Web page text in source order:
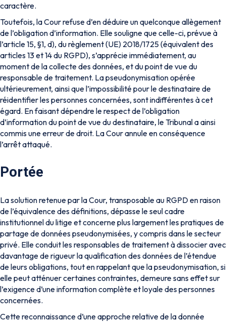
caractère.
Toutefois, la Cour refuse d’en déduire un quelconque allègement
de l’obligation d’information. Elle souligne que celle-ci, prévue à
l’article 15, §1, d), du règlement (UE) 2018/1725 (équivalent des
articles 13 et 14 du RGPD), s’apprécie immédiatement, au
moment de la collecte des données, et du point de vue du
responsable de traitement. La pseudonymisation opérée
ultérieurement, ainsi que l’impossibilité pour le destinataire de
réidentifier les personnes concernées, sont indifférentes à cet
égard. En faisant dépendre le respect de l’obligation
d’information du point de vue du destinataire, le Tribunal a ainsi
commis une erreur de droit. La Cour annule en conséquence
l’arrêt attaqué.
Portée
La solution retenue par la Cour, transposable au RGPD en raison
de l’équivalence des définitions, dépasse le seul cadre
institutionnel du litige et concerne plus largement les pratiques de
partage de données pseudonymisées, y compris dans le secteur
privé. Elle conduit les responsables de traitement à dissocier avec
davantage de rigueur la qualification des données de l’étendue
de leurs obligations, tout en rappelant que la pseudonymisation, si
elle peut atténuer certaines contraintes, demeure sans effet sur
l’exigence d’une information complète et loyale des personnes
concernées.
Cette reconnaissance d’une approche relative de la donnée